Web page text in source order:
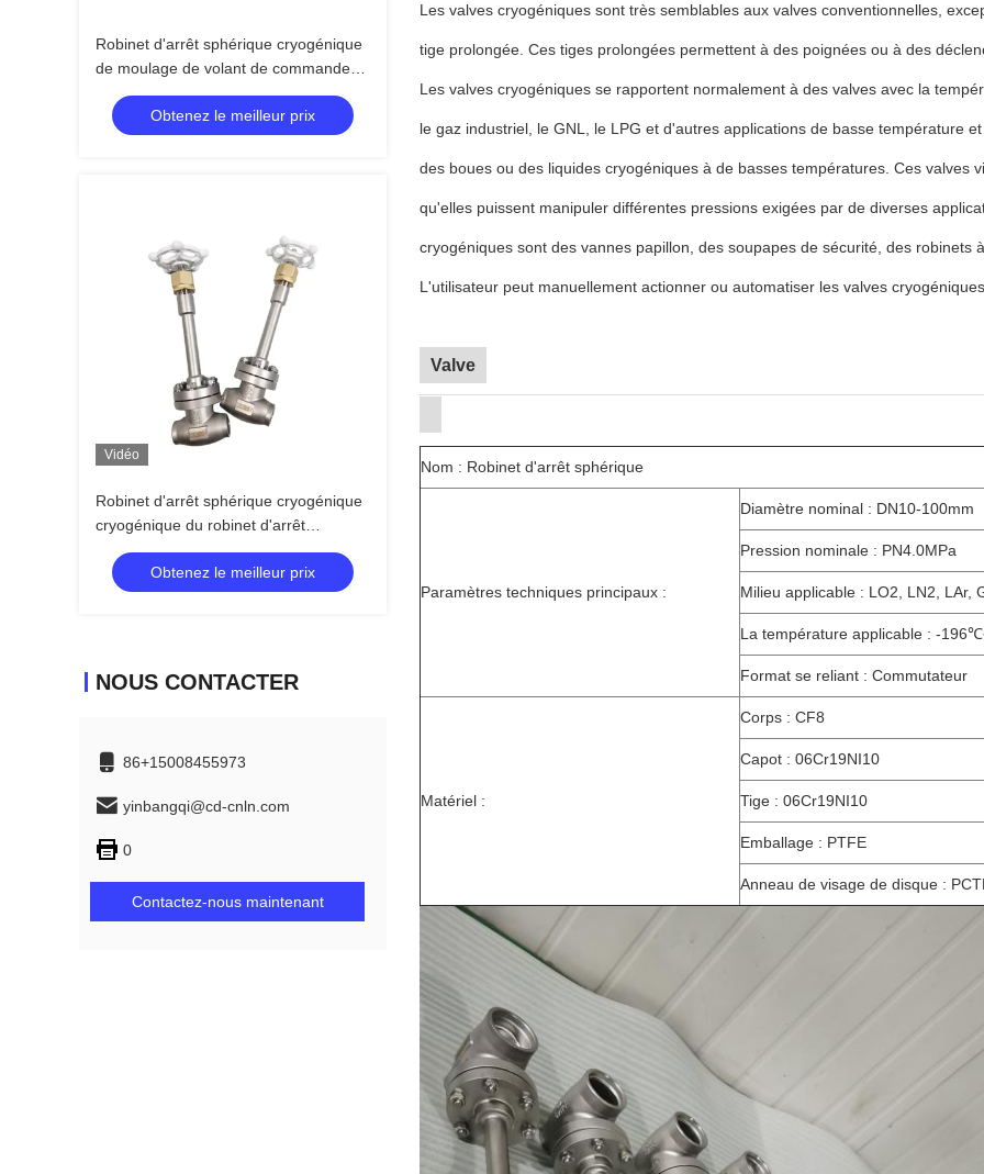
Robinet d'arrêt sphérique cryogénique
de moulage de volant de commande
de l'acier inoxydable DN25 PN50
Obtenez le meilleur prix
Vidéo
Robinet d'arrêt sphérique cryogénique
cryogénique du robinet d'arrêt
sphérique de soudure de la prise PN40
SS304 SS316Obtenez le meilleur prix
NOUS CONTACTER
86+15008455973
yinbangqi@cd-cnln.com
0
Contactez-nous maintenant
Les valves cryogéniques sont très semblables aux valves conventionnelles,
tige prolongée. Ces tiges prolongées permettent à des poignées ou à des
Les valves cryogéniques se rapportent normalement à des valves avec la
le gaz industriel, le GNL, le LPG et d'autres applications de basse température
des boues ou des liquides cryogéniques à de basses températures. Ces valves
qu'elles puissent manipuler différentes pressions exigées par de diverses
cryogéniques sont des vannes papillon, des soupapes de sécurité, des
L'utilisateur peut manuellement actionner ou automatiser les valves
Valve
Nom : Robinet d'arrêt sphérique
Paramètres techniques principaux :
Diamètre nominal : DN10-100mm
Pression nominale : PN4.0MPa
Milieu applicable : LO2, LN2, LAr,
La température applicable : -
Format se reliant : Commutateur
Matériel :
Corps : CF8
Capot : 06Cr19NI10
Tige : 06Cr19NI10
Emballage : PTFE
Anneau de visage de disque :